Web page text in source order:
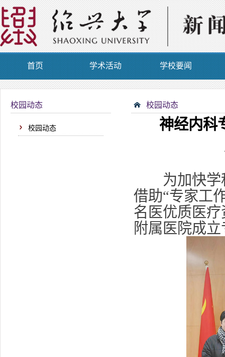
首页 学术活动 学校要闻
校园动态
校园动态
校园动态
神经内科
为加快学科
借助“专家工
名医优质医
附属医院成